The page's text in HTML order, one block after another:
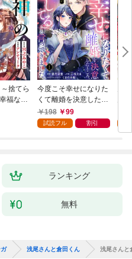
捨てら
福な嫁
今度こそ幸せになりた
くて離婚を決意したと
ころ、無表情な旦那様
が「愛してる」と言っ
198 99
試読フル 割引
ランキング
無料
浅尾さんと倉田くん 浅尾さんと